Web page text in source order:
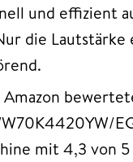
und effizient
die Lautstärke
Amazon
mit 4,3 von